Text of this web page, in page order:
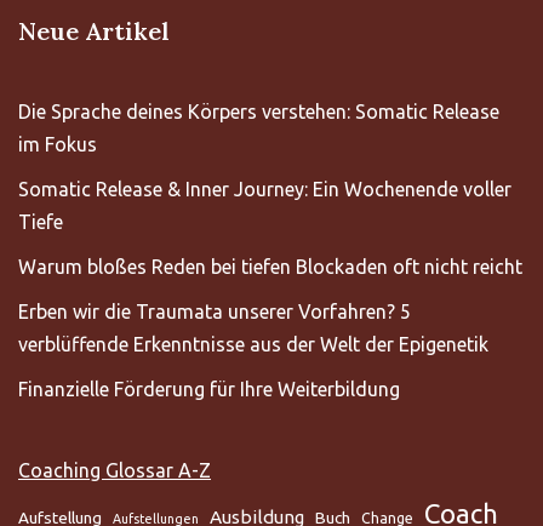
Neue Artikel
Die Sprache deines Körpers verstehen: Somatic Release
im Fokus
Somatic Release & Inner Journey: Ein Wochenende voller
Tiefe
Warum bloßes Reden bei tiefen Blockaden oft nicht reicht
Erben wir die Traumata unserer Vorfahren? 5
verblüffende Erkenntnisse aus der Welt der Epigenetik
Finanzielle Förderung für Ihre Weiterbildung
Coaching Glossar A-Z
Aufstellung Aufstellungen Ausbildung Buch Change Coach